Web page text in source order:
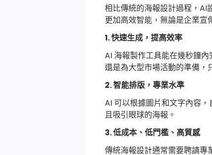
相比傳統的海報設計過程，AI
更加高效智能，無論是企業宣
1. 快速生成，提高效率
AI 海報製作工具能在幾秒鐘
還是為大型市場活動的準備，
2. 智能排版，專業水準
AI 可以根據圖片和文字內容
且吸引眼球的海報。
3. 低成本、低門檻、高質感
傳統海報設計通常需要聘請專